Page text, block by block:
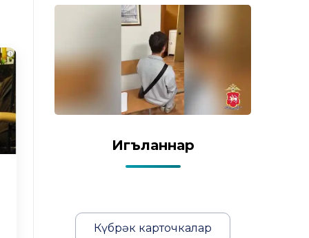
i
Игъланнар
Күбрәк карточкалар